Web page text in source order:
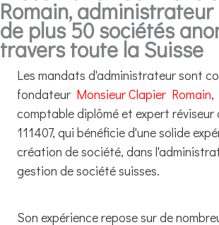
Romain, administrateur
de plus 50 sociétés
travers toute la Suisse
Les mandats d'administrateur sont
fondateur Monsieur Clapier Romain,
comptable diplômé et expert réviseur
111407, qui bénéficie d'une solide
création de société, dans
gestion de société suisses.
Son expérience repose sur de